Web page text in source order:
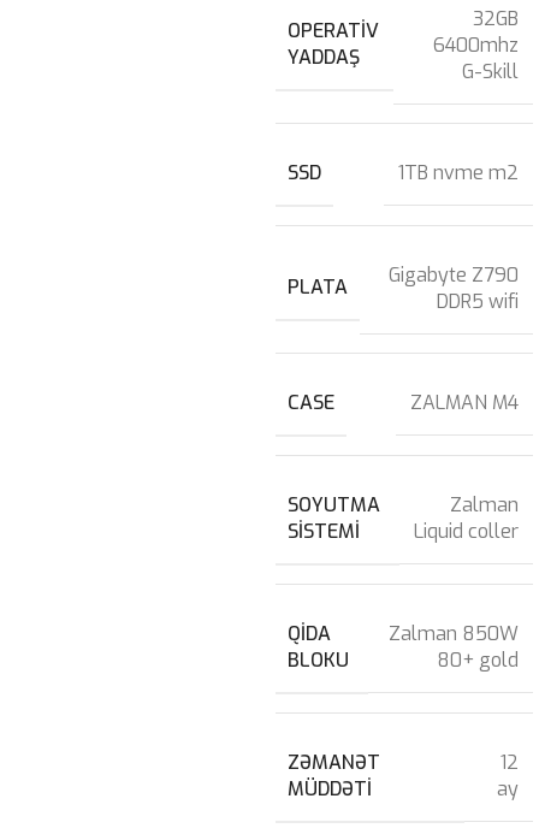
OPERATIV
YADDAŞ
32GB
6400mhz
G-Skill
SSD 1TB nvme m2
PLATA
Gigabyte Z790
DDR5 wifi
CASE ZALMAN M4
SOYUTMA
SISTEMI
Zalman
Liquid coller
QIDA
BLOKU
Zalman 850W
80+ gold
ZƏMANƏT
MÜDDƏTI
12
ay